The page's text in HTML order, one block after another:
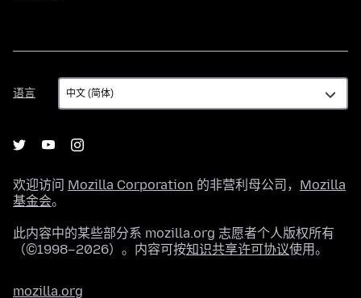
语言
语
言
欢迎访问 Mozilla Corporation 的非营利母公司， Mozilla
基金会。
此内容中的某些部分系 mozilla.org 志愿者个人版权所有
（©1998–2026）。内容可按知识共享许可协议使用。
mozilla.org